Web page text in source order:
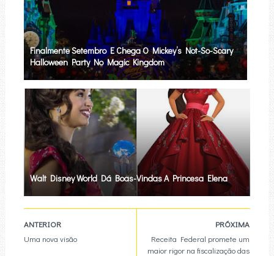
Finalmente Setembro E Chega O Mickey’s Not-So-Scary
Halloween Party No Magic Kingdom
Walt Disney World Dá Boas-Vindas A Princesa Elena
PRÓXIMA
Receita Federal promete um
maior rigor na fiscalização das
ANTERIOR
Uma nova visão